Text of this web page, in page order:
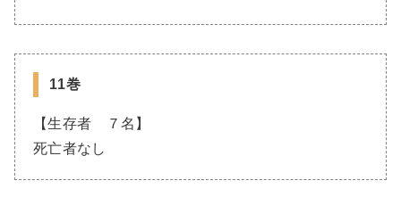
11巻
【生存者 ７名】
死亡者なし